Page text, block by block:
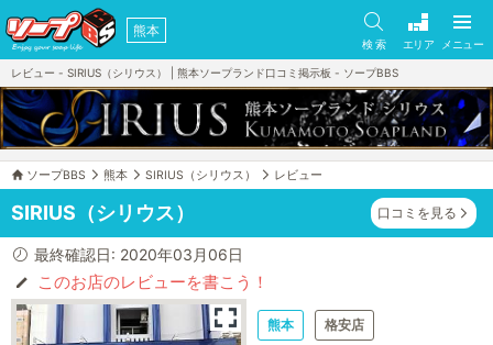
熊本
検 索 エリア メニュー
レビュー - SIRIUS（シリウス） | 熊本ソープランド口コミ掲示板 - ソープBBS
ソープBBS 熊本 SIRIUS（シリウス） レビュー
SIRIUS（シリウス） 口コミを見る
最終確認日: 2020年03月06日
このお店のレビューを書こう！
熊本 格安店